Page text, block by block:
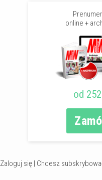
online +
od
Zaloguj się| Chcesz